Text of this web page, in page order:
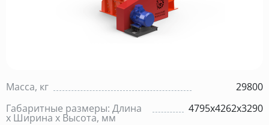
Масса, кг
29800
Габаритные размеры: Длина
х Ширина х Высота, мм
4795х4262х3290